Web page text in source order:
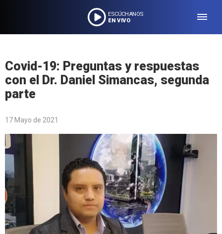
ESCÚCHANOS
EN VIVO
Covid-19: Preguntas y respuestas
con el Dr. Daniel Simancas, segunda
parte
17 Mayo de 2021